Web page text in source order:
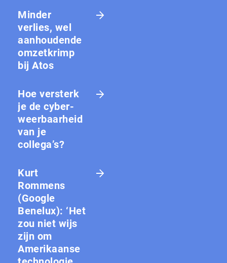
Minder
verlies, wel
aanhoudende
omzetkrimp
bij Atos
Hoe versterk
je de cy­ber­
weer­baar­heid
van je
collega’s?
Kurt
Rommens
(Google
Benelux): ‘Het
zou niet wijs
zijn om
Amerikaanse